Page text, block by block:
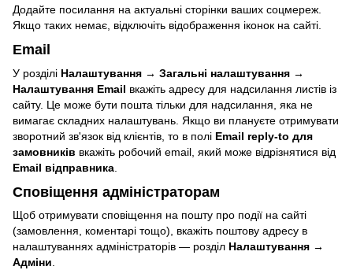
Додайте посилання на актуальні сторінки ваших соцмереж.
Якщо таких немає, відключіть відображення іконок на сайті.
Email
У розділі Налаштування → Загальні налаштування →
Налаштування Email вкажіть адресу для надсилання листів із
сайту. Це може бути пошта тільки для надсилання, яка не
вимагає складних налаштувань. Якщо ви плануєте отримувати
зворотний зв'язок від клієнтів, то в полі Email reply-to для
замовників вкажіть робочий email, який може відрізнятися від
Email відправника
Сповіщення адміністраторам
Щоб отримувати сповіщення на пошту про події на сайті
(замовлення, коментарі тощо), вкажіть поштову адресу в
налаштуваннях адміністраторів — розділ Налаштування →
Адміни